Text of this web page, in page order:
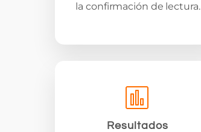
la confirmación de lectura.
Resultados